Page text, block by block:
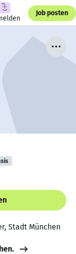
Job posten
Stadt München